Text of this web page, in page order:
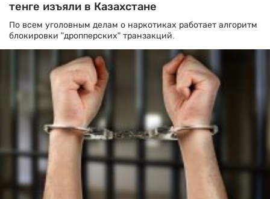
тенге изъяли в Казахстане
По всем уголовным делам о наркотиках работает алгоритм
блокировки "дропперских" транзакций.